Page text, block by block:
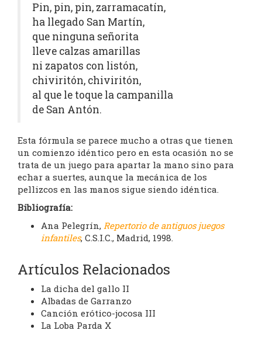
Pin, pin, pin, zarramacatín,
ha llegado San Martín,
que ninguna señorita
lleve calzas amarillas
ni zapatos con listón,
chiviritón, chiviritón,
al que le toque la campanilla
de San Antón.
Esta fórmula se parece mucho a otras que tienen
un comienzo idéntico pero en esta ocasión no se
trata de un juego para apartar la mano sino para
echar a suertes, aunque la mecánica de los
pellizcos en las manos sigue siendo idéntica.
Bibliografía:
Ana Pelegrín, Repertorio de antiguos juegos
infantiles, C.S.I.C., Madrid, 1998.
Artículos Relacionados
La dicha del gallo II
Albadas de Garranzo
Canción erótico-jocosa III
La Loba Parda X